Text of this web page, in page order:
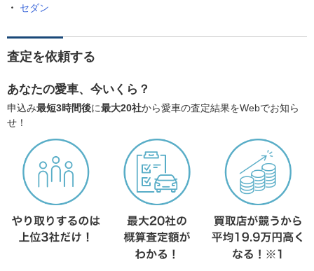
セダン
査定を依頼する
あなたの愛車、今いくら？
申込み最短3時間後に最大20社から愛車の査定結果をWebでお知ら
せ！